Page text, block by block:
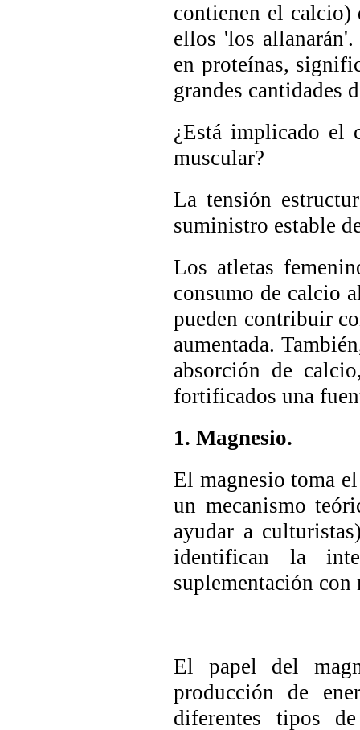
contienen el calcio)
ellos 'los
en proteínas,
grandes cantidades
¿Está implicado el
muscular?
La tensión
suministro estable
Los atletas
consumo de calcio
pueden contribuir
aumentada.
absorción de
fortificados una
1. Magnesio.
El magnesio toma
un mecanismo
ayudar a
identifican la
suplementación con
El papel del
producción de
diferentes tipos